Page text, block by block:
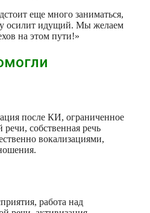
еще много заниматься,
осилит идущий. Мы желаем
на этом пути!»
после КИ, ограниченное
собственная речь
вокализациями,
работа над